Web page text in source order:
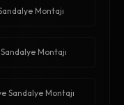
Montajı
Montajı
Sandalye Montajı